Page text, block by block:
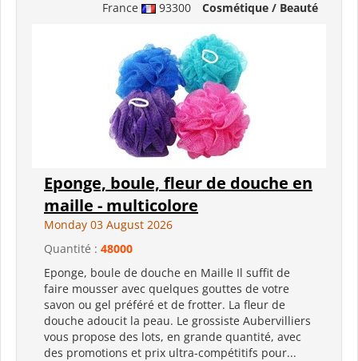
France 93300 Cosmétique / Beauté
Eponge, boule, fleur de douche en
maille - multicolore
Monday 03 August 2026
Quantité : 48000
Eponge, boule de douche en Maille Il suffit de
faire mousser avec quelques gouttes de votre
savon ou gel préféré et de frotter. La fleur de
douche adoucit la peau. Le grossiste Aubervilliers
vous propose des lots, en grande quantité, avec
des promotions et prix ultra-compétitifs pour...